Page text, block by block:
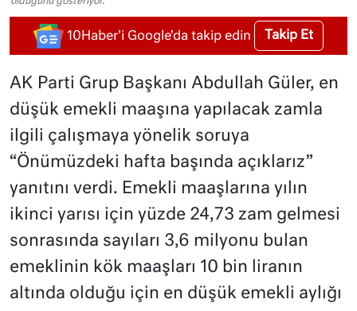
10Haber'i Google'da takip edin Takip Et
AK Parti Grup Başkanı Abdullah Güler, en
düşük emekli maaşına yapılacak zamla
ilgili çalışmaya yönelik soruya
“Önümüzdeki hafta başında açıklarız”
yanıtını verdi. Emekli maaşlarına yılın
ikinci yarısı için yüzde 24,73 zam gelmesi
sonrasında sayıları 3,6 milyonu bulan
emeklinin kök maaşları 10 bin liranın
altında olduğu için en düşük emekli aylığı